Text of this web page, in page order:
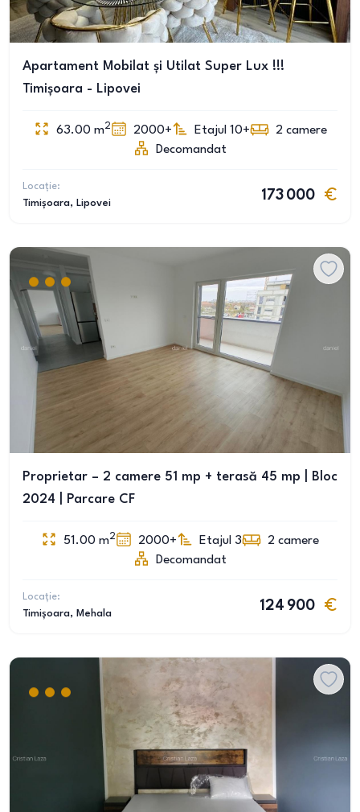
Apartament Mobilat și Utilat Super Lux !!!
Timișoara - Lipovei
63.00 m2 2000+ Etajul 10+ 2 camere
Decomandat
Locație:
Timișoara, Lipovei
173 000
Proprietar – 2 camere 51 mp + terasă 45 mp | Bloc
2024 | Parcare CF
51.00 m2 2000+ Etajul 3 2 camere
Decomandat
Locație:
Timișoara, Mehala
124 900